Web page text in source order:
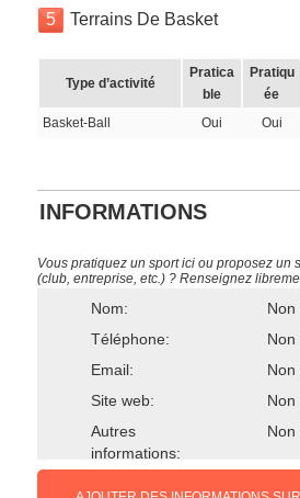
5 Terrains De Basket
Type d’activité
Pratica
ble
Pratiqu
ée
Basket-Ball Oui Oui
INFORMATIONS
Vous pratiquez un sport ici ou proposez un
(club, entreprise, etc.) ? Renseignez
Nom:
Non
Téléphone:
Non
Email:
Non
Site web:
Non
Autres
informations:
Non